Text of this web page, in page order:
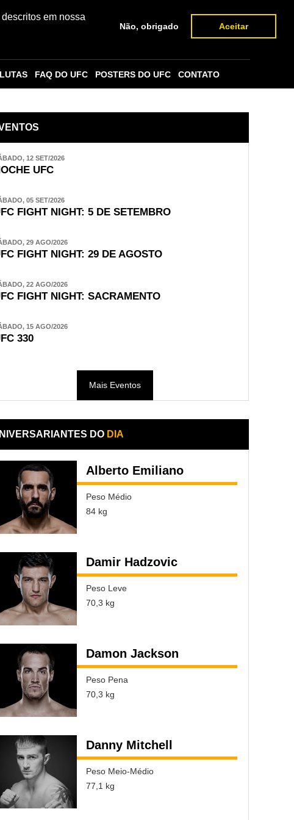
em nossa
Não, obrigado Aceitar
LUTAS FAQ DO UFC POSTERS DO UFC CONTATO
12 SET/2026
UFC
05 SET/2026
FIGHT NIGHT: 5 DE SETEMBRO
29 AGO/2026
FIGHT NIGHT: 29 DE AGOSTO
22 AGO/2026
FIGHT NIGHT: SACRAMENTO
15 AGO/2026
330
Mais Eventos
DO DIA
Alberto Emiliano
Peso Médio
84 kg
Damir Hadzovic
Peso Leve
70,3 kg
Damon Jackson
Peso Pena
70,3 kg
Danny Mitchell
Peso Meio-Médio
77,1 kg